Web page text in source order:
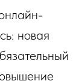
новая